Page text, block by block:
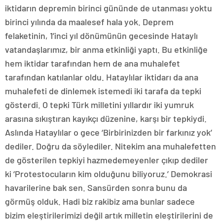
iktidarın depremin birinci gününde de utanması yoktu
birinci yılında da maalesef hala yok. Deprem
felaketinin, 1’inci yıl dönümünün gecesinde Hataylı
vatandaşlarımız, bir anma etkinliği yaptı. Bu etkinliğe
hem iktidar tarafından hem de ana muhalefet
tarafından katılanlar oldu. Hataylılar iktidarı da ana
muhalefeti de dinlemek istemedi iki tarafa da tepki
gösterdi. O tepki Türk milletini yıllardır iki yumruk
arasına sıkıştıran kayıkçı düzenine, karşı bir tepkiydi.
Aslında Hataylılar o gece ‘Birbirinizden bir farkınız yok’
dediler. Doğru da söylediler. Nitekim ana muhalefetten
de gösterilen tepkiyi hazmedemeyenler çıkıp dediler
ki ‘Protestocuların kim olduğunu biliyoruz.’ Demokrasi
havarilerine bak sen. Sansürden sonra bunu da
görmüş olduk. Hadi biz rakibiz ama bunlar sadece
bizim eleştirilerimizi değil artık milletin eleştirilerini de